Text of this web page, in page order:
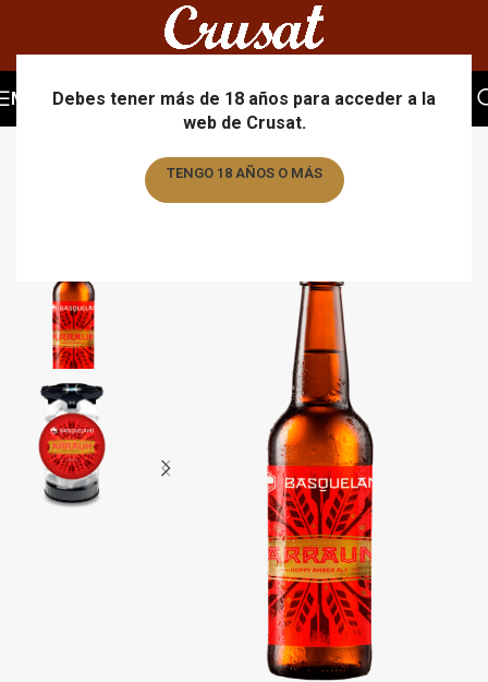
Debes tener más de 18 años para acceder a la
web de Crusat.
TENGO 18 AÑOS O MÁS
MENU